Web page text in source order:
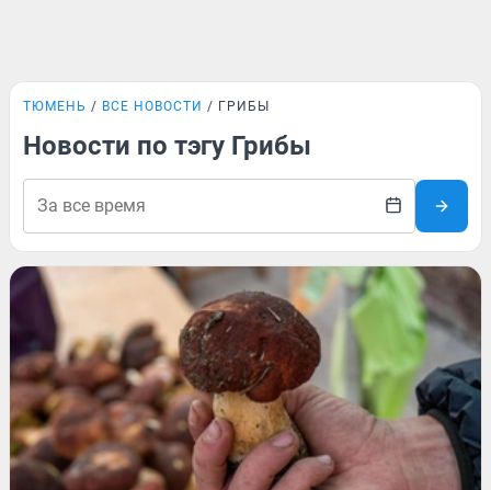
ТЮМЕНЬ ВСЕ НОВОСТИ ГРИБЫ
Новости по тэгу Грибы